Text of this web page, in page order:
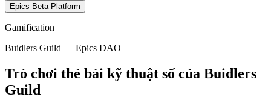
Epics Beta Platform
Gamification
Buidlers Guild — Epics DAO
Trò chơi thẻ bài kỹ thuật số của Buidlers
Guild